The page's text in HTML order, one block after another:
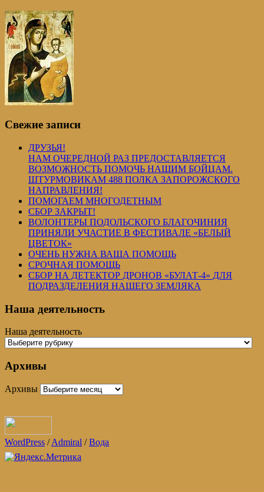
Свежие записи
ДРУЗЬЯ!
НАМ ОЧЕРЕДНОЙ РАЗ ПРЕДОСТАВЛЯЕТСЯ
ВОЗМОЖНОСТЬ ПОМОЧЬ НАШИМ БОЙЦАМ.
ШТУРМОВИКАМ 488 ПОЛКА ЗАПОРОЖСКОГО
НАПРАВЛЕНИЯ!
ПОМОГАЕМ МНОГОДЕТНЫМ
СБОР ЗАКРЫТ!
ВОЛОНТЕРЫ ПОДОЛЬСКОГО БЛАГОЧИНИЯ
ПРИНЯЛИ УЧАСТИЕ В ФЕСТИВАЛЕ «БЕЛЫЙ
ЦВЕТОК»
ОЧЕНЬ НУЖНА ВАША ПОМОЩЬ
СРОЧНАЯ ПОМОЩЬ
СБОР НА ДЕТЕКТОР ДРОНОВ «БУЛАТ-4» ДЛЯ
ПОДРАЗДЕЛЕНИЯ НАШЕГО ЗЕМЛЯКА
Наша деятельность
Наша деятельность
Архивы
Архивы
WordPress /Admiral /Вода